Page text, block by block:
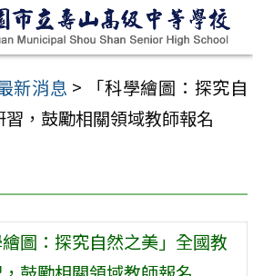
新消息 >
「科學繪圖：探究自
，鼓勵相關領域教師報名
繪圖：探究自然之美」全國教